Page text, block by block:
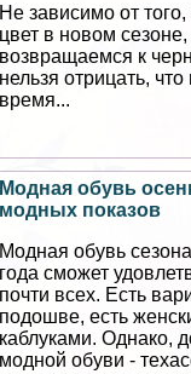
Не зависимо от
цвет в новом
возвращаемся к
нельзя отрицать,
время...
Модная обувь
модных показов
Модная обувь
года сможет
почти всех. Есть
подошве, есть
каблуками. Однако,
модной обуви -